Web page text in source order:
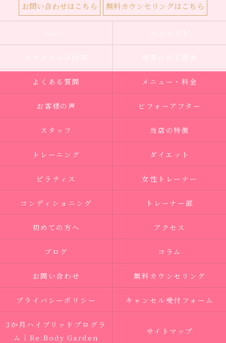
お問い合わせはこちら 無料カウンセリングはこちら
よくある質問 メニュー・料金
お客様の声 ビフォーアフター
スタッフ 当店の特徴
トレーニング ダイエット
ピラティス 女性トレーナー
コンディショニング トレーナー部
初めての方へ アクセス
ブログ コラム
お問い合わせ 無料カウンセリング
プライバシーポリシー キャンセル受付フォーム
3か月ハイブリッドプログラ
ム｜Re:Body Garden
サイトマップ